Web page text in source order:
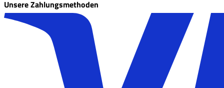
Unsere Zahlungsmethoden